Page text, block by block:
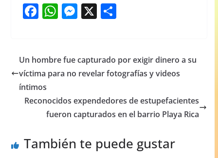
F
e
b
o
o
k
W
s
A
p
M
e
n
er
X S
e
Un hombre fue capturado por exigir dinero a su
víctima para no revelar fotografías y videos
íntimos
Reconocidos expendedores de estupefacientes
fueron capturados en el barrio Playa Rica
También te puede gustar